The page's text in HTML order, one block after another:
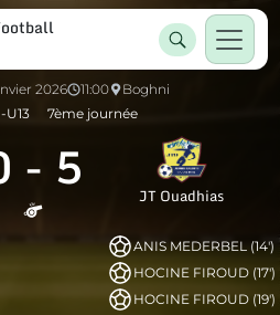
2026 11:00
Boghni
U13
7ème journée
- 5 JT Ouadhias
ANIS MEDERBEL (14')
HOCINE FIROUD (17')
HOCINE FIROUD (19')